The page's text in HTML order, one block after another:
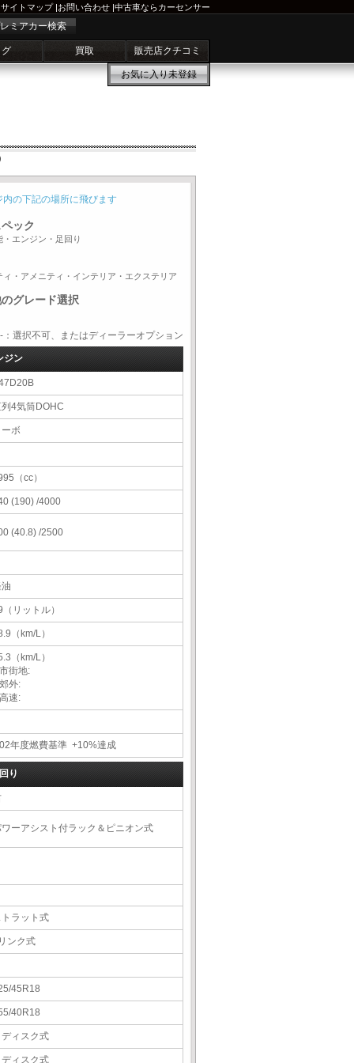
サイトマップ|お問い合わせ |中古車ならカーセンサー
ミアカー検索
買取 販売店クチコミ
お気に入り未登録
内の下記の場所に飛びます
ック
・エンジン・足回り
ィ・アメニティ・インテリア・エクステリア
グレード選択
択不可、またはディーラーオプション
ジン
4気筒DOHC
ーボ
（cc）
(190) /4000
(40.8) /2500
（リットル）
（km/L）
（km/L）
街地:
外:
速:
年度燃費基準 +10%達成
り
ーアシスト付ラック＆ピニオン式
トラット式
ンク式
45R18
40R18
ディスク式
ディスク式